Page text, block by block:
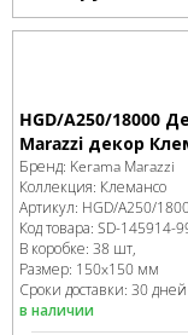
HGD/A250/18000
Marazzi декор
Бренд: Kerama Marazzi
Коллекция: Клемансо
Артикул: HGD/A250/
Код товара: SD-145914-
В коробке: 38 шт,
Размер: 150x150 мм
Сроки доставки: 30 дней
в наличии